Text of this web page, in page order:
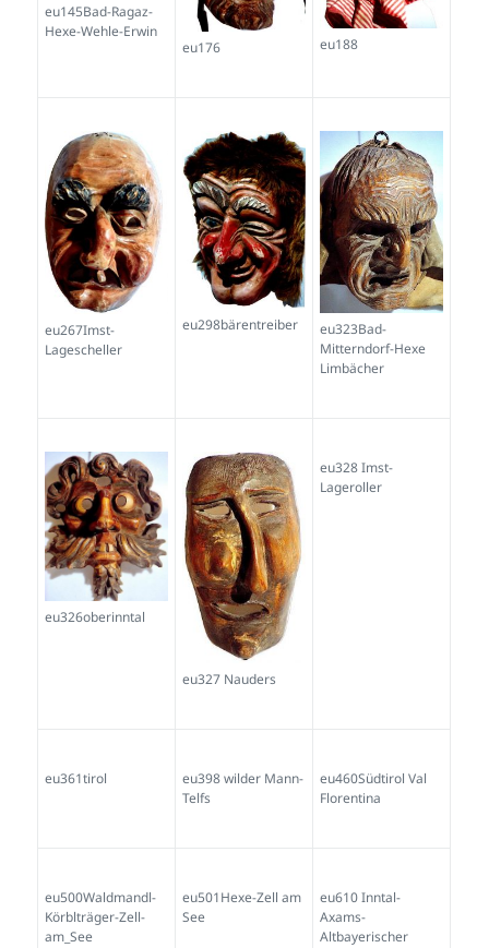
eu145Bad-Ragaz-
Hexe-Wehle-Erwin
eu176
eu188
eu267Imst-
Lagescheller
eu298bärentreiber
eu323Bad-
Mitterndorf-Hexe
Limbächer
eu326oberinntal
eu327 Nauders
eu328 Imst-
Lageroller
eu361tirol
eu398 wilder Mann-
Telfs
eu460Südtirol Val
Florentina
eu500Waldmandl-
Körblträger-Zell-
am_See
eu501Hexe-Zell am
See
eu610 Inntal-
Axams-
Altbayerischer